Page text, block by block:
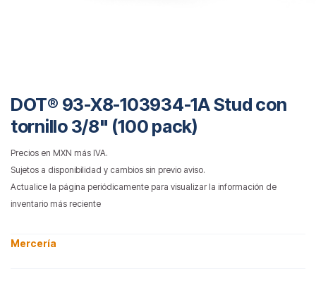
DOT® 93-X8-103934-1A Stud con
tornillo 3/8" (100 pack)
Precios en MXN más IVA.
Sujetos a disponibilidad y cambios sin previo aviso.
Actualice la página periódicamente para visualizar la información de
inventario más reciente
Mercería